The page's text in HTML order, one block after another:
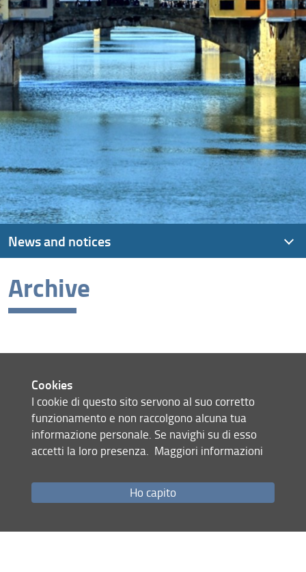
Archive
News and notices
Latest news
Archive
Site map
RSS feed
Privacy policy
Legal notices
Accessibility
Cookies
I cookie di questo sito servono al suo corretto
funzionamento e non raccolgono alcuna tua
informazione personale. Se navighi su di esso
accetti la loro presenza. Maggiori informazioni
Ho capito